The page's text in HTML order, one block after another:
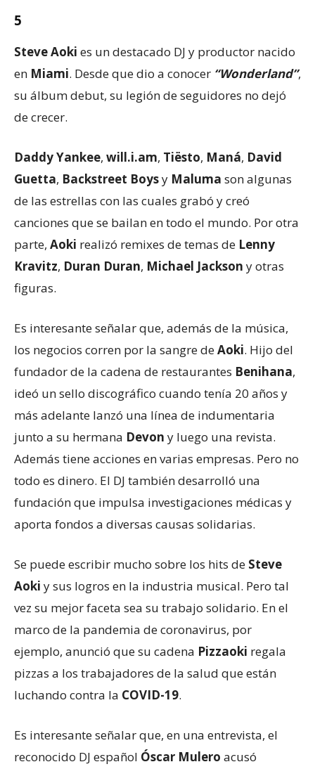
5
Steve Aoki es un destacado DJ y productor nacido
en Miami. Desde que dio a conocer “Wonderland”,
su álbum debut, su legión de seguidores no dejó
de crecer.
Daddy Yankee, will.i.am, Tiësto, Maná, David
Guetta, Backstreet Boysy Maluma son algunas
de las estrellas con las cuales grabó y creó
canciones que se bailan en todo el mundo. Por otra
parte, Aoki realizó remixes de temas de Lenny
Kravitz, Duran Duran, Michael Jackson y otras
figuras.
Es interesante señalar que, además de la música,
los negocios corren por la sangre deAoki. Hijo del
fundador de la cadena de restaurantes Benihana,
ideó un sello discográfico cuando tenía 20 años y
más adelante lanzó una línea de indumentaria
junto a su hermana Devon y luego una revista.
Además tiene acciones en varias empresas. Pero no
todo es dinero. El DJ también desarrolló una
fundación que impulsa investigaciones médicas y
aporta fondos a diversas causas solidarias.
Se puede escribir mucho sobre los hits de Steve
Aoki y sus logros en la industria musical. Pero tal
vez su mejor faceta sea su trabajo solidario. En el
marco de la pandemia de coronavirus, por
ejemplo, anunció que su cadena Pizzaoki regala
pizzas a los trabajadores de la salud que están
luchando contra la COVID-19.
Es interesante señalar que, en una entrevista, el
reconocido DJ español Óscar Mulero acusó